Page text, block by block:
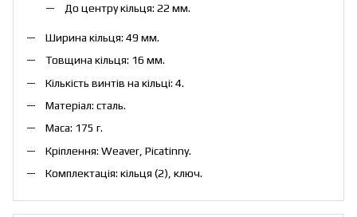
До центру кільця: 22 мм.
Ширина кільця: 49 мм.
Товщина кільця: 16 мм.
Кількість винтів на кільці: 4.
Матеріал: сталь.
Маса: 175 г.
Кріплення: Weaver, Picatinny.
Комплектація: кільця (2), ключ.